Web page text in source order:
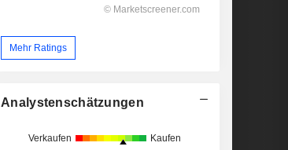
Mehr Ratings
Analystenschätzungen
Verkaufen Kaufen